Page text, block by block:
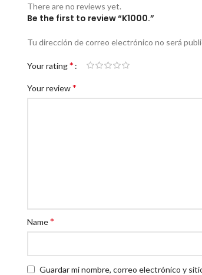
There are no reviews yet.
Be the first to review “K1000.”
Tu dirección de correo electrónico no será
Your rating*
Your review*
Name*
Guardar mi nombre, correo electrónico y